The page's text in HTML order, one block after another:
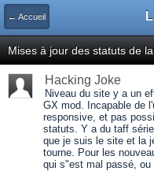
← Accueil
Mises à jour des statuts de
Hacking Joke
Niveau du site y a un
GX mod. Incapable de
responsive, et pas
statuts. Y a du taff
que je suis le site et la
tourne. Pour les
qui s"est mal passé, ou